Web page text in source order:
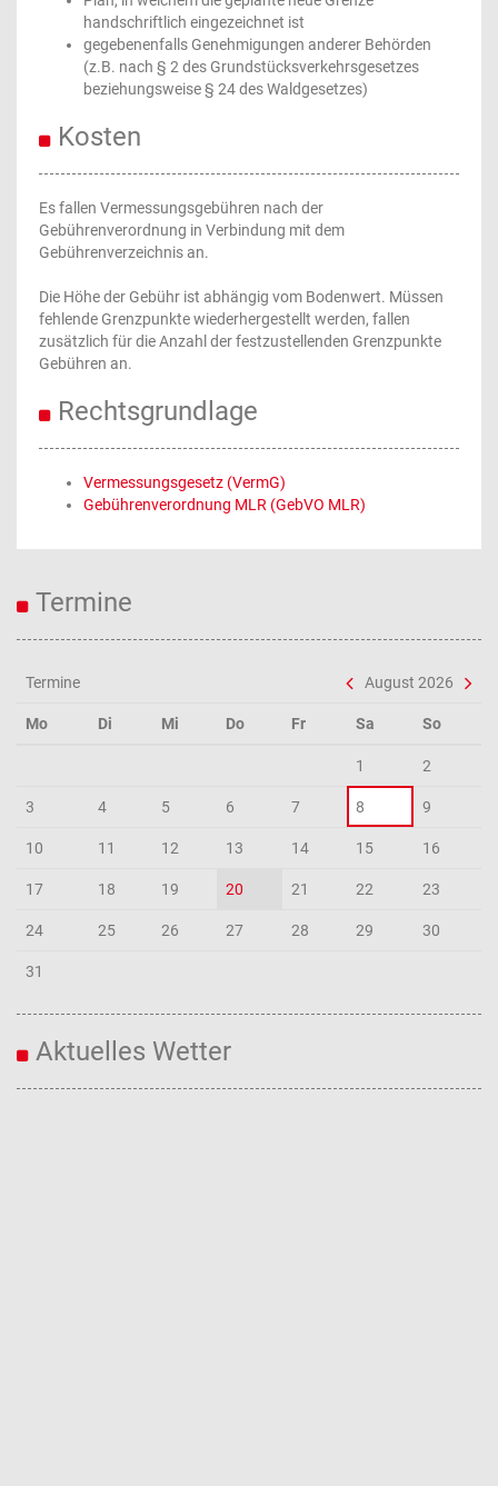
handschriftlich eingezeichnet ist
gegebenenfalls Genehmigungen anderer Behörden
(z.B. nach § 2 des Grundstücksverkehrsgesetzes
beziehungsweise § 24 des Waldgesetzes)
Kosten
Es fallen Vermessungsgebühren nach der
Gebührenverordnung in Verbindung mit dem
Gebührenverzeichnis an.
Die Höhe der Gebühr ist abhängig vom Bodenwert. Müssen
fehlende Grenzpunkte wiederhergestellt werden, fallen
zusätzlich für die Anzahl der festzustellenden Grenzpunkte
Gebühren an.
Rechtsgrundlage
Vermessungsgesetz (VermG)
Gebührenverordnung MLR (GebVO MLR)
Termine
Termine August 2026
Mo Di Mi Do Fr Sa So
1 2
3 4 5 6 7 8 9
10 11 12 13 14 15 16
17 18 19 20 21 22 23
24 25 26 27 28 29 30
31
Aktuelles Wetter